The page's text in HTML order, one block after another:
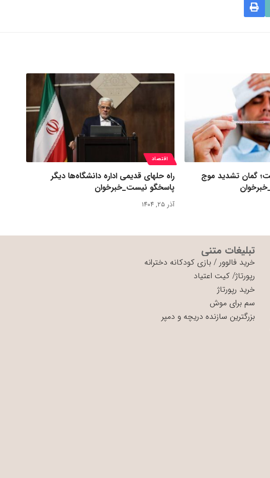
گمان تشدید موج
اقتصاد
راه حلهای قدیمی اداره دانشگاه‌ها دیگر
پاسخگو نیست_خبرخوان
آذر ۲۵, ۱۴۰۴
تبلیغات متنی
خرید فالوور /بازی کودکانه دخترانه
رپورتاژ/کیت اعتیاد
خرید رپورتاژ
سم برای موش
بزرگترین سازنده دریچه و دمپر